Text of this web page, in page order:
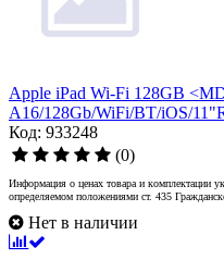
Apple iPad Wi-Fi 128GB
A16/128Gb/WiFi/BT/iOS/
Код: 933248
(0)
Информация о ценах товара и комплектации
определяемом положениями ст. 435
Нет в наличии